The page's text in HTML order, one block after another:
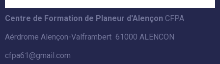
Centre de Formation de Planeur d'Alençon CFPA
Aérdrome Alençon-Valframbert 61000 ALENCON
cfpa61@gmail.com